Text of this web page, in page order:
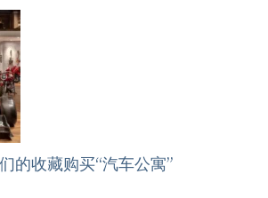
的收藏购买“汽车公寓”